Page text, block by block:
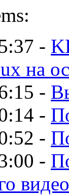
-
на
-
-
-
-